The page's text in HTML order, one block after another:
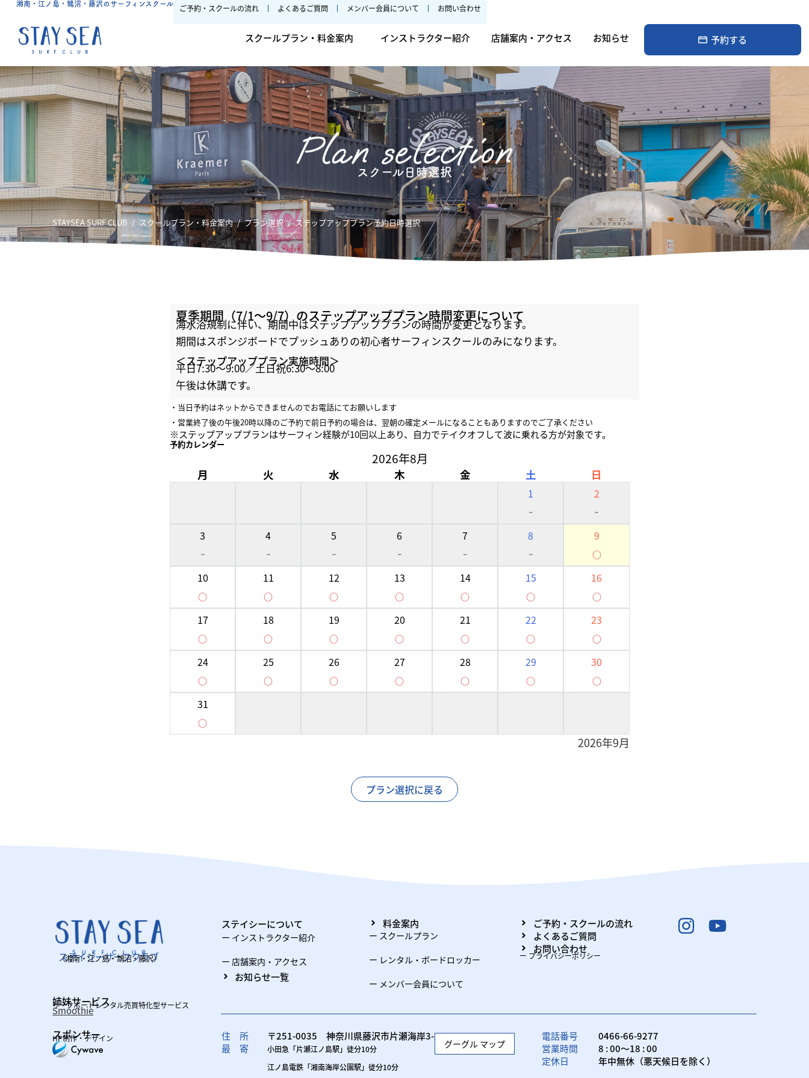
湘南・江ノ島・鵠沼・藤沢のサーフィンスクール ご予約・スクールの流れ よくあるご質問 メンバー会員について お問い合わせ
スクールプラン・料金案内 インストラクター紹介 店舗案内・アクセス お知らせ 予約する
スクール日時選択
STAYSEA SURF CLUB スクールプラン・料金案内 プラン選択 ステップアッププラン予約日時選択
夏季期間（7/1〜9/7）のステップアッププラン時間変更について
海水浴規制に伴い、期間中はステップアッププランの時間が変更となります。
期間はスポンジボードでプッシュありの初心者サーフィンスクールのみになります。
＜ステップアッププラン実施時間＞
平日7:30〜9:00／土日祝6:30〜8:00
午後は休講です。
・当日予約はネットからできませんのでお電話にてお願いします
・営業終了後の午後20時以降のご予約で前日予約の場合は、翌朝の確定メールになることもありますのでご了承ください
※ステップアッププランはサーフィン経験が10回以上あり、自力でテイクオフして波に乗れる方が対象です。
予約カレンダー
2026年8月
月 火 水 木 金 土 日
1
-
2
-
3
-
4
-
5
-
6
-
7
-
8
-
9
○
10
○
11
○
12
○
13
○
14
○
15
○
16
○
17
○
18
○
19
○
20
○
21
○
22
○
23
○
24
○
25
○
26
○
27
○
28
○
29
○
30
○
31
○
2026年9月
プラン選択に戻る
ステイシーサーフクラブ
〈湘南・江ノ島・鵠沼・藤沢〉
ステイシーについて
ー インストラクター紹介
ー 店舗案内・アクセス
お知らせ一覧
料金案内
ー スクールプラン
ー レンタル・ボードロッカー
ー メンバー会員について
ご予約・スクールの流れ
よくあるご質問
お問い合わせ
ー プライバシーポリシー
姉妹サービス
サーフボードレンタル売買特化型サービス
Smoothie
スポンサー
HP制作・デザイン
住 所
最 寄
〒251-0035 神奈川県藤沢市片瀬海岸3-24-20 2F
小田急「片瀬江ノ島駅」徒分10分
江ノ島電鉄「湘南海岸公園駅」徒分10分
グーグル マップ
電話番号
営業時間
定休日
0466-66-9277
8 : 00～18 : 00
年中無休（悪天候日を除く）